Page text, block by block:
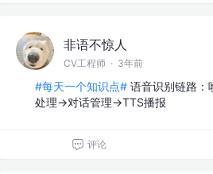
非语不惊人
CV工程师 · 3年前
#每天一个知识点# 语音识别链路：
处理->对话管理->TTS播报
评论